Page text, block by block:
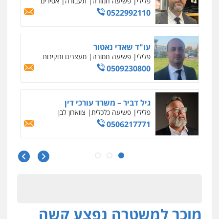
0522992110
עו"ד שאדי נאטור
פלילי פשיעה חמורה מעצרים וחקירות
0509230800
גיל דביר – משרד עורכי דין
פלילי פשיעה כלכלית צווארון לבן
0506217771
סלימאן אבו שעירה – משרד עורכי דין
עו"ד אסף גונן
מוכר למשטרה נפצע קשה